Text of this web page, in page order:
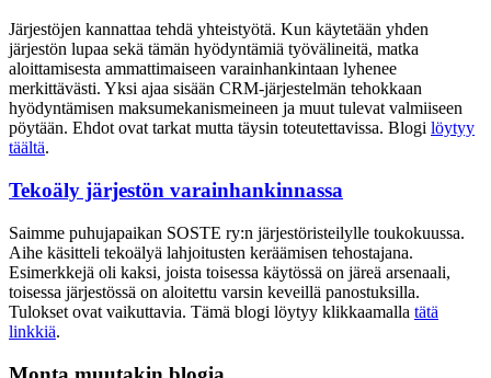
Järjestöjen kannattaa tehdä yhteistyötä. Kun käytetään yhden
järjestön lupaa sekä tämän hyödyntämiä työvälineitä, matka
aloittamisesta ammattimaiseen varainhankintaan lyhenee
merkittävästi. Yksi ajaa sisään CRM-järjestelmän tehokkaan
hyödyntämisen maksumekanismeineen ja muut tulevat valmiiseen
pöytään. Ehdot ovat tarkat mutta täysin toteutettavissa. Blogi löytyy
täältä.
Tekoäly järjestön varainhankinnassa
Saimme puhujapaikan SOSTE ry:n järjestöristeilylle toukokuussa.
Aihe käsitteli tekoälyä lahjoitusten keräämisen tehostajana.
Esimerkkejä oli kaksi, joista toisessa käytössä on järeä arsenaali,
toisessa järjestössä on aloitettu varsin keveillä panostuksilla.
Tulokset ovat vaikuttavia. Tämä blogi löytyy klikkaamalla tätä
linkkiä.